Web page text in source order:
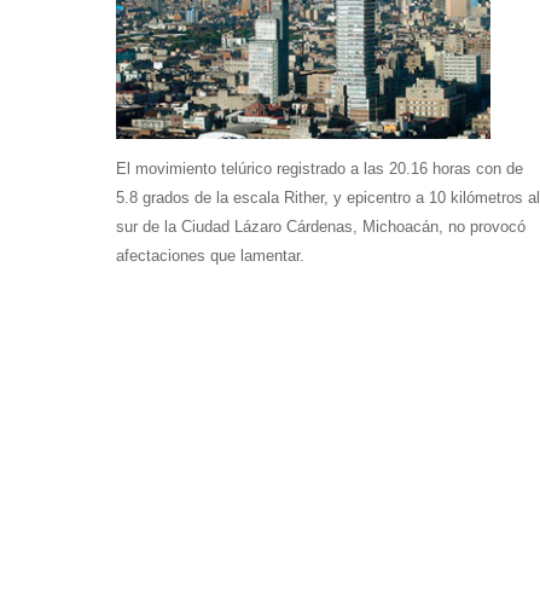
El movimiento telúrico registrado a las 20.16 horas con de
5.8 grados de la escala Rither, y epicentro a 10 kilómetros al
sur de la Ciudad Lázaro Cárdenas, Michoacán, no provocó
afectaciones que lamentar.